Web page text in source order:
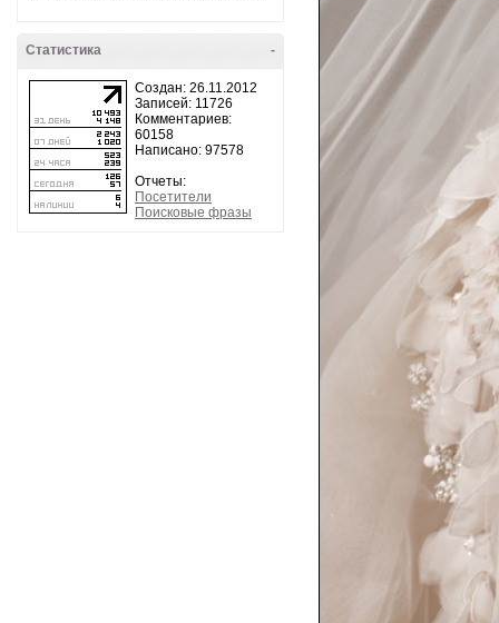
-
Статистика
Создан: 26.11.2012
Записей: 11726
Комментариев:
60158
Написано: 97578
Отчеты:
Посетители
Поисковые фразы